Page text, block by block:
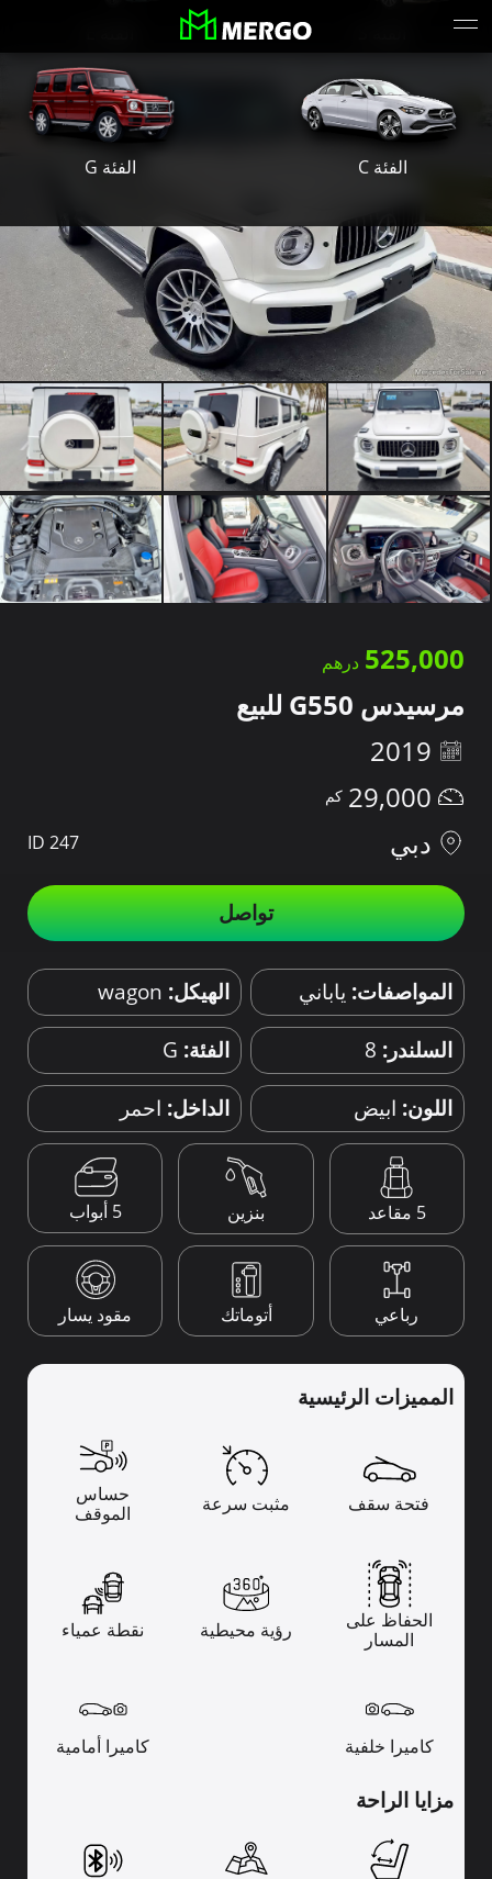
الفئة C الفئة G
525,000
مرسيدس G550 للبيع
2019
29,000
دبي
ID 247
تواصل
المواصفات: ياباني الهيكل: wagon
السلندر: 8 الفئة: G
اللون: ابيض الداخل: احمر
5 مقاعد بنزين 5 أبواب
رباعي أتوماتك مقود يسار
المميزات الرئيسية
فتحة سقف مثبت سرعة
حساس
الموقف
الحفاظ على
المسار
رؤية محيطية نقطة عمياء
كاميرا خلفية كاميرا أمامية
مزايا الراحة